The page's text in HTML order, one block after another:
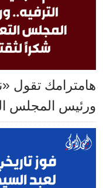
هامترامك تقول
ورئيس المجلس